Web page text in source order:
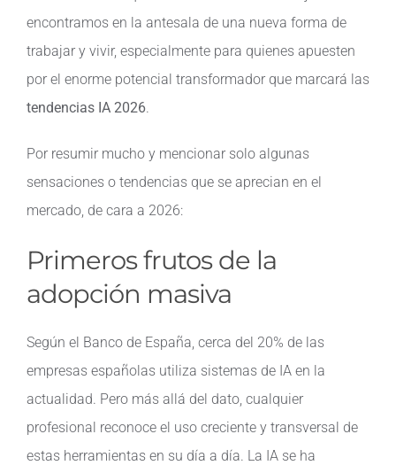
encontramos en la antesala de una nueva forma de
trabajar y vivir, especialmente para quienes apuesten
por el enorme potencial transformador que marcará las
tendencias IA 2026.
Por resumir mucho y mencionar solo algunas
sensaciones o tendencias que se aprecian en el
mercado, de cara a 2026:
Primeros frutos de la
adopción masiva
Según el Banco de España, cerca del 20% de las
empresas españolas utiliza sistemas de IA en la
actualidad. Pero más allá del dato, cualquier
profesional reconoce el uso creciente y transversal de
estas herramientas en su día a día. La IA se ha